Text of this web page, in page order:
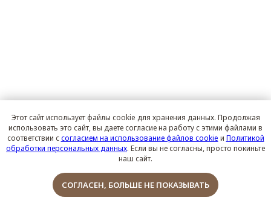
Этот сайт использует файлы cookie для хранения данных. Продолжая
использовать это сайт, вы даете согласие на работу с этими файлами в
соответствии ссогласием на использование файлов cookie и Политикой
обработки персональных данных. Если вы не согласны, просто покиньте
наш сайт.
СОГЛАСЕН, БОЛЬШЕ НЕ ПОКАЗЫВАТЬ
Обсудить проект